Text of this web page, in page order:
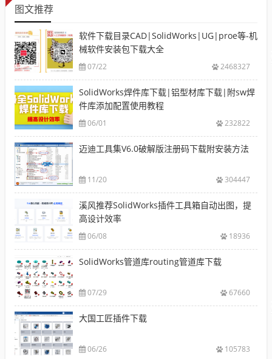
图文推荐
软件下载目录CAD|SolidWorks|UG|proe等-机
械软件安装包下载大全
07/22 2468327
SolidWorks焊件库下载|铝型材库下载|附sw焊
件库添加配置使用教程
06/01 232822
迈迪工具集V6.0破解版注册码下载附安装方法
11/20 304447
溪风推荐SolidWorks插件工具箱自动出图，提
高设计效率
06/08 18936
SolidWorks管道库routing管道库下载
07/29 67660
大国工匠插件下载
06/26 105783